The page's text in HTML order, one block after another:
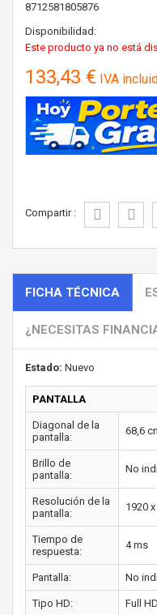
8712581805876
Disponibilidad:
Este producto ya no está
133,43 € IVA
Compartir :
FICHA TÉCNICA
¿NECESITAS
Estado: Nuevo
PANTALLA
Diagonal de la
pantalla:
68,6
Brillo de
pantalla:
No
Resolución de la
pantalla:
1920
Tiempo de
respuesta:
4 ms
Pantalla: No
Tipo HD: Full HD